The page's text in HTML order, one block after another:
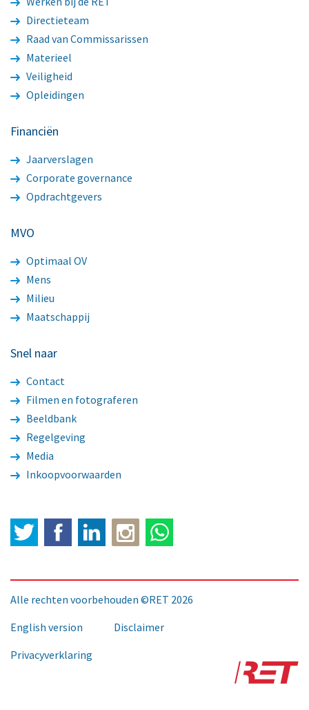
Directieteam
Raad van Commissarissen
Materieel
Veiligheid
Opleidingen
Financiën
Jaarverslagen
Corporate governance
Opdrachtgevers
MVO
Optimaal OV
Mens
Milieu
Maatschappij
Snel naar
Contact
Filmen en fotograferen
Beeldbank
Regelgeving
Media
Inkoopvoorwaarden
Twitter FacebookLinkedIn
Alle rechten voorbehouden ©RET 2026
English version
Disclaimer
Privacyverklaring